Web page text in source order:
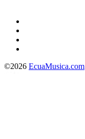
©2026 EcuaMusica.com